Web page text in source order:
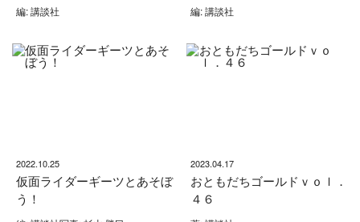
編: 講談社 編: 講談社
2022.10.25
仮面ライダーギーツとあそぼ
う！
2023.04.17
おともだちゴールドｖｏｌ．
４６